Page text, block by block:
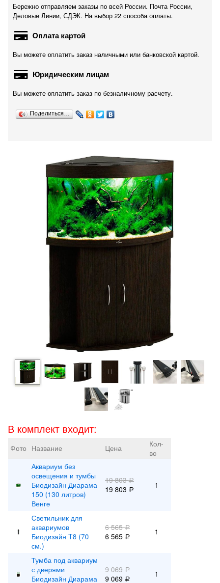
Бережно отправляем заказы по всей России. Почта России,
Деловые Линии, СДЭК. На выбор 22 способа оплаты.
Оплата картой
Вы можете оплатить заказ наличными или банковской картой.
Юридическим лицам
Вы можете оплатить заказ по безналичному расчету.
Поделиться…
В комплект входит:
Фото Название Цена
Кол-
во
Аквариум без
освещения и тумбы
Биодизайн Диарама
150 (130 литров)
Венге
19 803Р
19 803 Р 1
Светильник для
аквариумов
Биодизайн T8 (70
см.)
6 565Р
6 565 Р
1
Тумба под аквариум
с дверями
Биодизайн Диарама
9 069Р
9 069 Р
1